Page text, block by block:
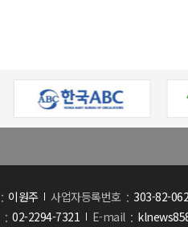
이원주 사업자등록번호
303-82-
02-2294-7321 E-mail